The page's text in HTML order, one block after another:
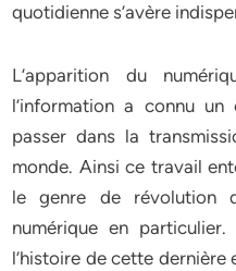
quotidienne s’avère
L’apparition du
l’information a connu
passer dans la
monde. Ainsi ce travail
le genre de révolution
numérique en
l’histoire de cette dernière